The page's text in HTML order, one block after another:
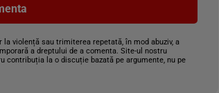
violență sau trimiterea repetată, în mod abuziv, a
a dreptului de a comenta. Site-ul nostru
contribuția la o discuție bazată pe argumente, nu pe